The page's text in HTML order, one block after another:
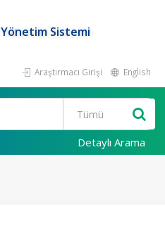
Sistemi
Araştırmacı Girişi English
Detaylı Arama